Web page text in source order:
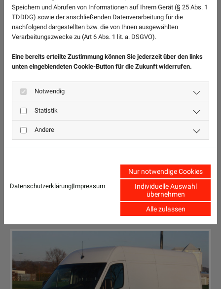
Jeder weitere Tag (ohne km)
0,20
Samstagzuschlag
Speichern und Abrufen von Informationen auf Ihrem Gerät (§ 25 Abs. 1
TDDDG) sowie der anschließenden Datenverarbeitung für die
nachfolgend dargestellten bzw. die von Ihnen ausgewählten
Verarbeitungszwecke zu (Art 6 Abs. 1 lit. a. DSGVO).
Eine bereits erteilte Zustimmung können Sie jederzeit über den links
unten eingeblendeten Cookie-Button für die Zukunft widerrufen.
Notwendig
Statistik
Andere
Datenschutzerklärung|Impressum
Nur notwendige Cookies
Individuelle Auswahl
übernehmen
Alle zulassen